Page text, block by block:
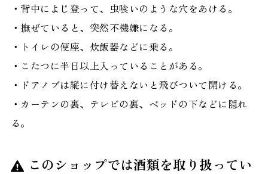
・背中によじ登って、虫喰いのような穴をあける。
・撫ぜていると、突然不機嫌になる。
・トイレの便座、炊飯器などに乗る。
・こたつに半日以上入っていることがある。
・ドアノブは縦に付け替えないと飛びついて開ける。
・カーテンの裏、テレビの裏、ベッドの下などに隠れ
る。
このショップでは酒類を取り扱ってい